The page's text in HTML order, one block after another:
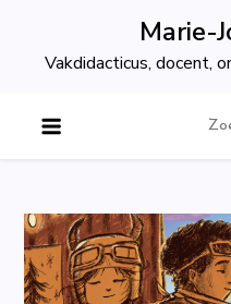
content
Marie-
Vakdidacticus, docent,
naar: